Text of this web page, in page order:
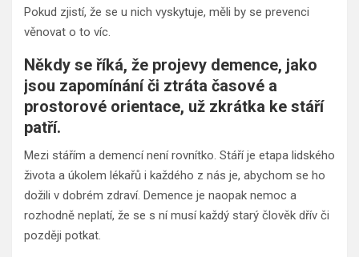
Pokud zjistí, že se u nich vyskytuje, měli by se prevenci
věnovat o to víc.
Někdy se říká, že projevy demence, jako
jsou zapomínání či ztráta časové a
prostorové orientace, už zkrátka ke stáří
patří.
Mezi stářím a demencí není rovnítko. Stáří je etapa lidského
života a úkolem lékařů i každého z nás je, abychom se ho
dožili v dobrém zdraví. Demence je naopak nemoc a
rozhodně neplatí, že se s ní musí každý starý člověk dřív či
později potkat.